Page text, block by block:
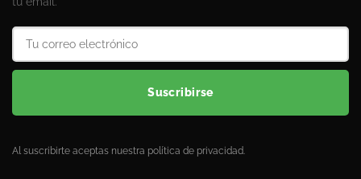
Suscribirse
Al suscribirte aceptas nuestra política de privacidad.